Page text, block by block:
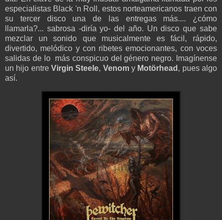
especialistas Black 'n Roll, estos norteamericanos traen con
su tercer disco una de las entregas más.... ¿cómo
llamarla?... sabrosa -diría yo- del año. Un disco que sabe
mezclar un sonido que musicalmente es fácil, rápido,
divertido, melódico y con ribetes emocionantes, con voces
salidas de lo más conspicuo del género negro. Imagínense
un hijo entre Virgin Steele, Venomy Motörhead , pues algo
así.